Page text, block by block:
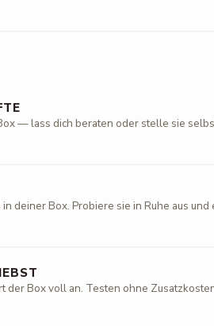
— lass dich beraten oder stelle sie
deiner Box. Probiere sie in Ruhe aus
der Box voll an. Testen ohne